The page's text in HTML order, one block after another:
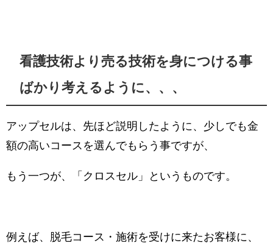
看護技術より売る技術を身につける事
ばかり考えるように、、、
アップセルは、先ほど説明したように、少しでも金
額の高いコースを選んでもらう事ですが、
もう一つが、「クロスセル」というものです。
例えば、脱毛コース・施術を受けに来たお客様に、